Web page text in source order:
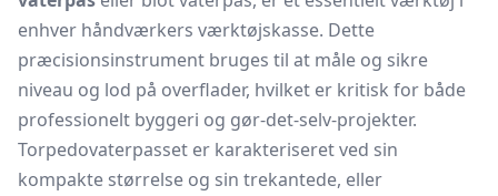
enhver håndværkers værktøjskasse. Dette
præcisionsinstrument bruges til at måle og sikre
niveau og lod på overflader, hvilket er kritisk for både
professionelt byggeri og gør-det-selv-projekter.
Torpedovaterpasset er karakteriseret ved sin
kompakte størrelse og sin trekantede, eller